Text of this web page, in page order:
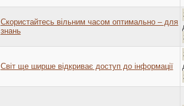
Скористайтесь вільним часом оптимально – для
знань
Світ ще ширше відкриває доступ до інформації